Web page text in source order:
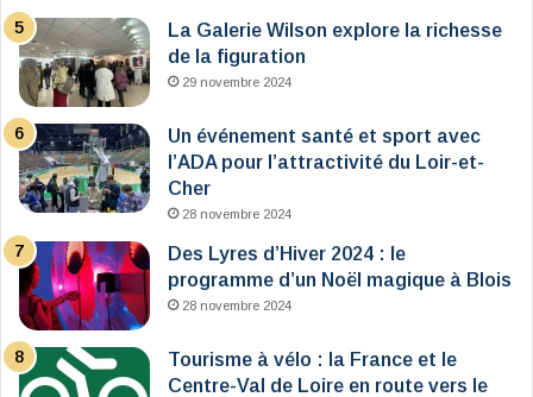
La Galerie Wilson explore la richesse
de la figuration
29 novembre 2024
Un événement santé et sport avec
l’ADA pour l’attractivité du Loir-et-
Cher
28 novembre 2024
Des Lyres d’Hiver 2024 : le
programme d’un Noël magique à Blois
28 novembre 2024
Tourisme à vélo : la France et le
Centre-Val de Loire en route vers le